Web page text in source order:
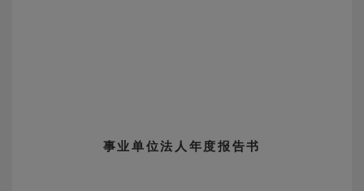
事业单位法人年度报告书